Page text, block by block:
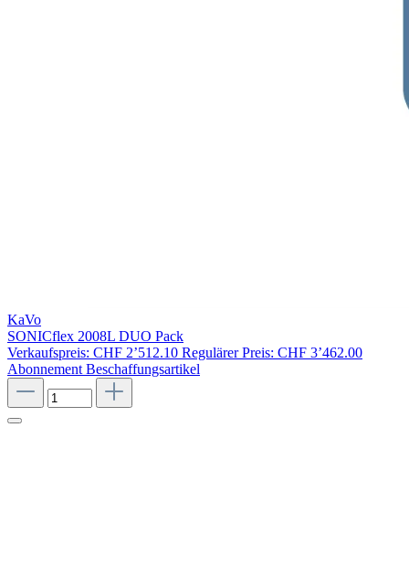
KaVo
SONICflex 2008L DUO Pack
Verkaufspreis: CHF 2’512.10 Regulärer Preis: CHF 3’462.00
Abonnement Beschaffungsartikel